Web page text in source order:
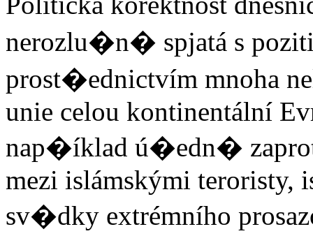
nerozlu�n� spjatá s
prost�ednictvím mnoha
unie celou kontinentální
nap�íklad ú�edn�
mezi islámskými teroristy,
sv�dky extrémního